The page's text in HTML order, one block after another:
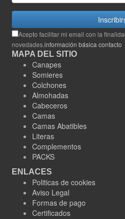
Acepto facilitar mi email con la
novedades.información básica contacto
MAPA DEL SITIO
Canapes
Somieres
Colchones
Almohadas
Cabeceros
Camas
Camas Abatibles
Literas
Complementos
PACKS
ENLACES
Politicas de cookies
Aviso Legal
Formas de pago
Certificados